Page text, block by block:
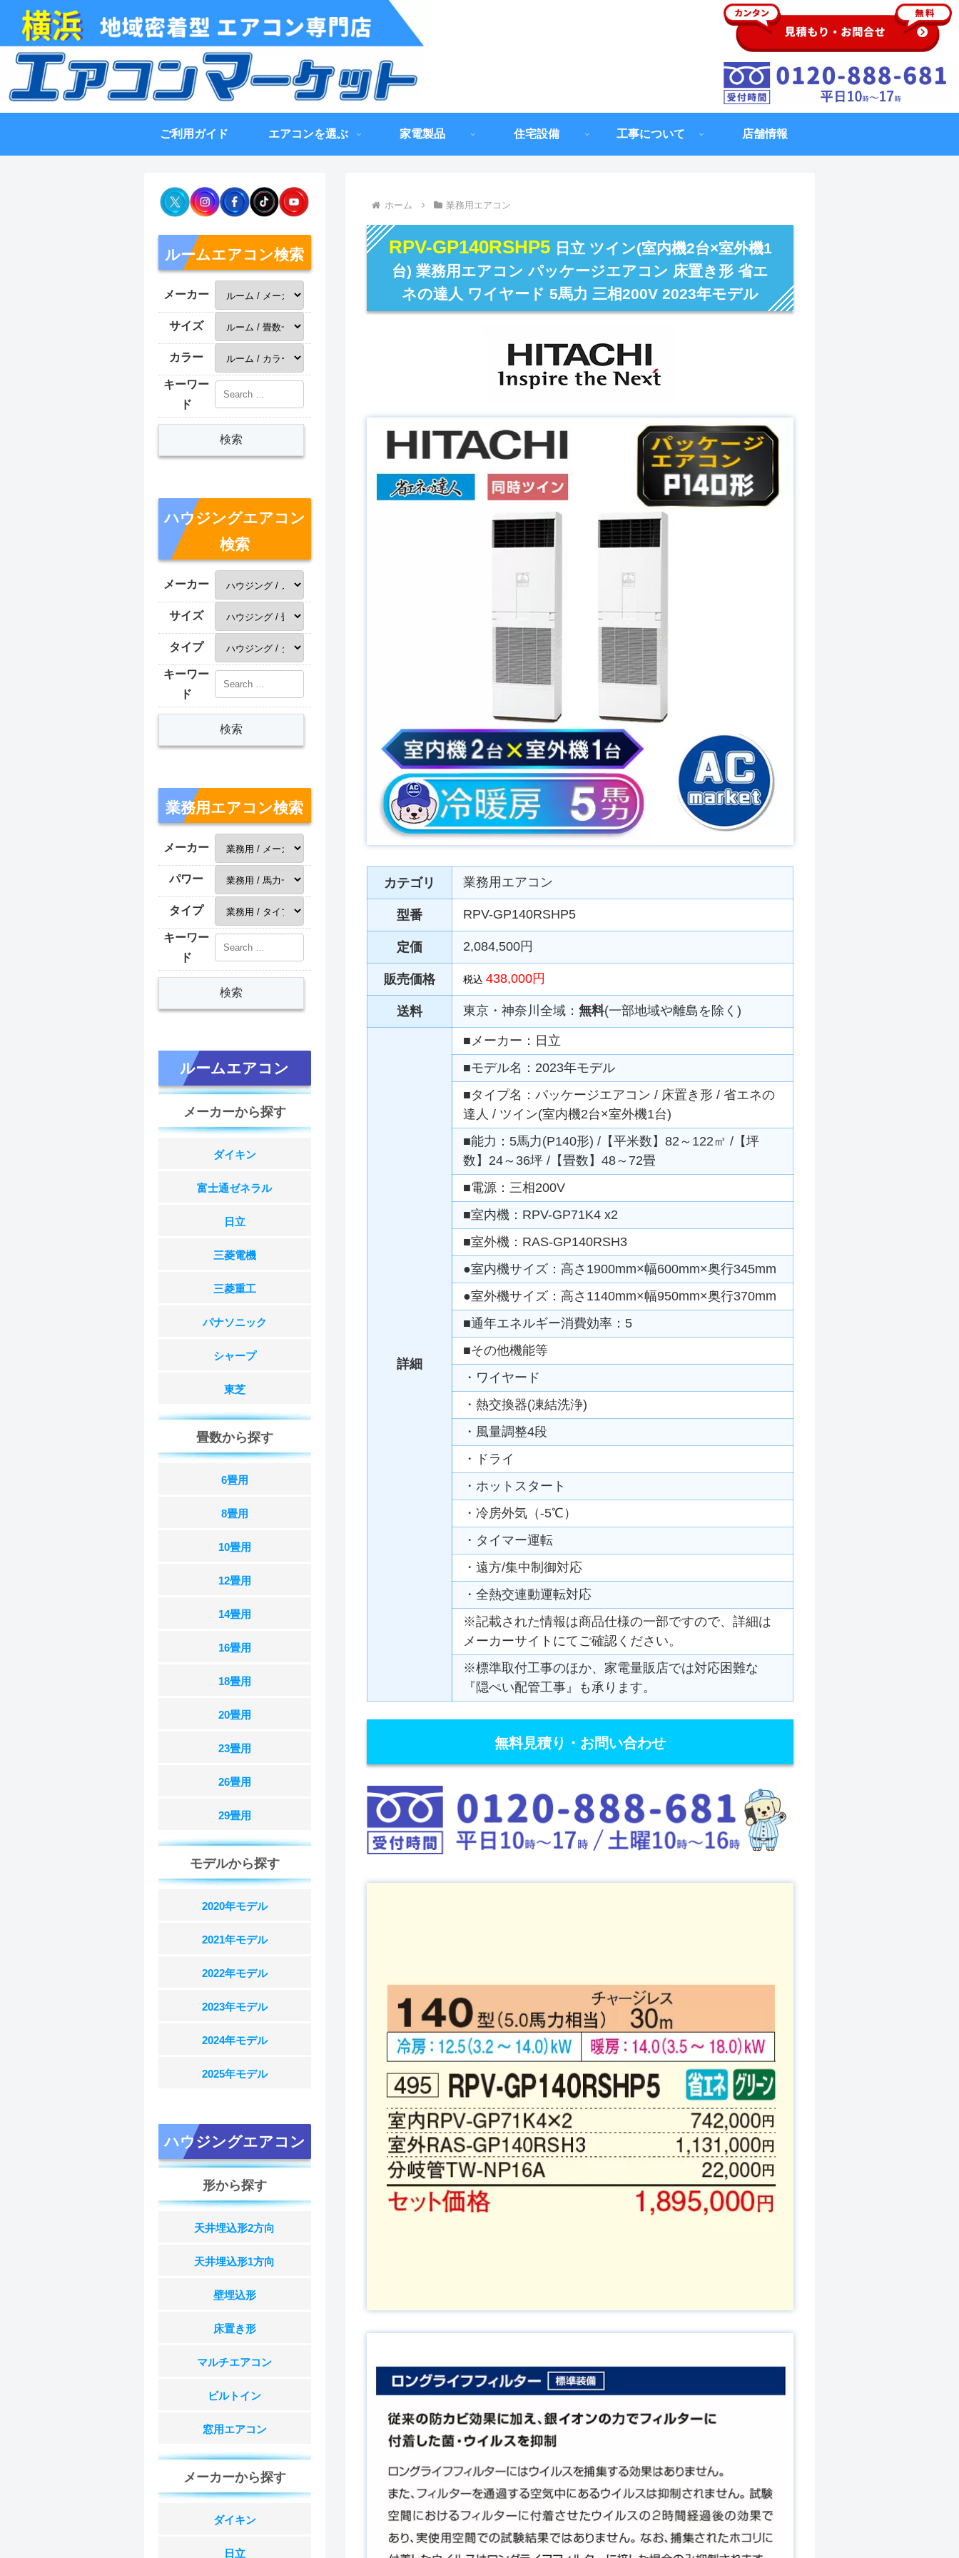
ご利用ガイド エアコンを選ぶ 家電製品 住宅設備 工事について 店舗情報
ホーム 業務用エアコン
RPV-GP140RSHP5 日立 ツイン(室内機2台×室外機1
台) 業務用エアコン パッケージエアコン 床置き形 省エ
ネの達人 ワイヤード 5馬力 三相200V 2023年モデル
カテゴリ 業務用エアコン
型番 RPV-GP140RSHP5
定価 2,084,500円
販売価格 税込 438,000円
送料 東京・神奈川全域： 無料(一部地域や離島を除く)
詳細
■メーカー：日立
■モデル名：2023年モデル
■タイプ名：パッケージエアコン / 床置き形 / 省エネの
達人 / ツイン(室内機2台×室外機1台)
■能力：5馬力(P140形) /【平米数】82～122㎡ /【坪
数】24～36坪 /【畳数】48～72畳
■電源：三相200V
■室内機：RPV-GP71K4 x2
■室外機：RAS-GP140RSH3
●室内機サイズ：高さ1900mm×幅600mm×奥行345mm
●室外機サイズ：高さ1140mm×幅950mm×奥行370mm
■通年エネルギー消費効率：5
■その他機能等
・ワイヤード
・熱交換器(凍結洗浄)
・風量調整4段
・ドライ
・ホットスタート
・冷房外気（-5℃）
・タイマー運転
・遠方/集中制御対応
・全熱交連動運転対応
※記載された情報は商品仕様の一部ですので、詳細は
メーカーサイトにてご確認ください。
※標準取付工事のほか、家電量販店では対応困難な
『隠ぺい配管工事』も承ります。
無料見積り・お問い合わせ
ルームエアコン検索
メーカー
サイズ
カラー
キーワー
ド
ハウジングエアコン
検索
メーカー
サイズ
タイプ
キーワー
ド
業務用エアコン検索
メーカー
パワー
タイプ
キーワー
ド
ルームエアコン
メーカーから探す
ダイキン
富士通ゼネラル
日立
三菱電機
三菱重工
パナソニック
シャープ
東芝
畳数から探す
6畳用
8畳用
10畳用
12畳用
14畳用
16畳用
18畳用
20畳用
23畳用
26畳用
29畳用
モデルから探す
2020年モデル
2021年モデル
2022年モデル
2023年モデル
2024年モデル
2025年モデル
ハウジングエアコン
形から探す
天井埋込形2方向
天井埋込形1方向
壁埋込形
床置き形
マルチエアコン
ビルトイン
窓用エアコン
メーカーから探す
ダイキン
日立